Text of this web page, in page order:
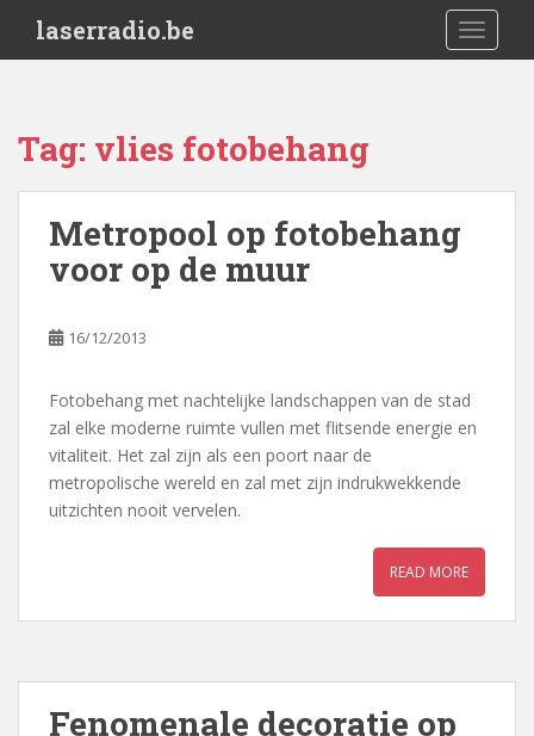
i
laserradio.be
Tag: vlies fotobehang
Metropool op fotobehang
voor op de muur
16/12/2013
Fotobehang met nachtelijke landschappen van de stad
zal elke moderne ruimte vullen met flitsende energie en
vitaliteit. Het zal zijn als een poort naar de
metropolische wereld en zal met zijn indrukwekkende
uitzichten nooit vervelen.
READ MORE
Fenomenale decoratie op